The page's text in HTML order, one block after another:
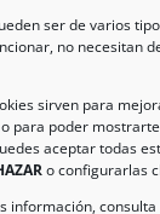
ser de varios
no necesitan
sirven para
para poder
aceptar todas
o configurarlas
información, consulta
Dirección:C/
Navas de
Tel:(+34)
Email: